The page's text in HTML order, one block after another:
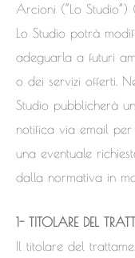
Arcioni (“Lo Studio”)
Lo Studio potrà
adeguarla a futuri
o dei servizi offerti.
Studio pubblicherà
notifica via email
una eventuale
dalla normativa in
1- TITOLARE DEL
Il titolare del